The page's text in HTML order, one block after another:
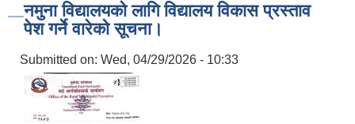
नमुना विद्यालयको लागि विद्यालय विकास प्रस्ताव
पेश गर्ने वारेको सूचना।
Submitted on: Wed, 04/29/2026 - 10:33